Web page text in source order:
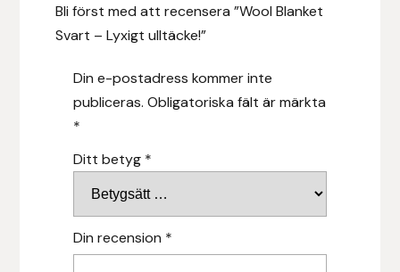
Bli först med att recensera ”Wool Blanket
Svart – Lyxigt ulltäcke!”
Din e-postadress kommer inte
publiceras. Obligatoriska fält är märkta
*
Ditt betyg *
Din recension *
Knights
Ky Rotary Bit
Lenanders Grafiska